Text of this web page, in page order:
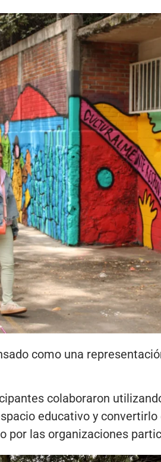
como una
colaboraron
educativo y convertirlo
por las organizaciones